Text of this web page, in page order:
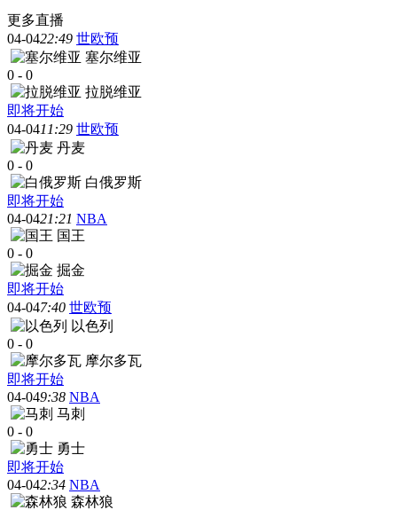
更多直播
04-0422:49 世欧预
塞尔维亚
0 - 0
拉脱维亚
即将开始
04-0411:29 世欧预
丹麦
0 - 0
白俄罗斯
即将开始
04-0421:21 NBA
国王
0 - 0
掘金
即将开始
04-047:40 世欧预
以色列
0 - 0
摩尔多瓦
即将开始
04-049:38 NBA
马刺
0 - 0
勇士
即将开始
04-042:34 NBA
森林狼